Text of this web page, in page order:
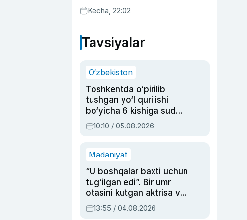
urindi (video)
Kecha, 22:02
Tavsiyalar
O‘zbekiston
Toshkentda o‘pirilib
tushgan yo‘l qurilishi
bo‘yicha 6 kishiga sud
hukmi o‘qildi
10:10 / 05.08.2026
Madaniyat
“U boshqalar baxti uchun
tug‘ilgan edi”. Bir umr
otasini kutgan aktrisa va
dublyaj ustasi Rimma
Ahmedovaning
13:55 / 04.08.2026